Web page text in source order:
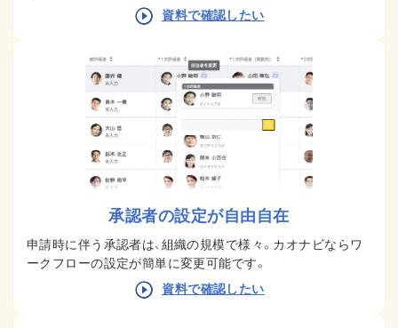
資料で確認したい
承認者の設定が自由自在
申請時に伴う承認者は、組織の規模で様々。カオナビならワ
ークフローの設定が簡単に変更可能です。
資料で確認したい